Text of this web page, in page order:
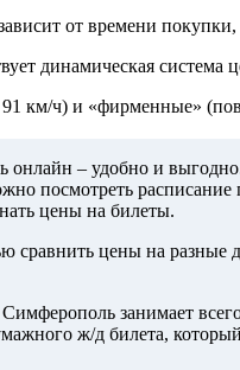
от времени покупки,
динамическая
км/ч) и «фирменные»
онлайн – удобно и
посмотреть расписание
цены на билеты.
сравнить цены на разные
занимает
ж/д билета,